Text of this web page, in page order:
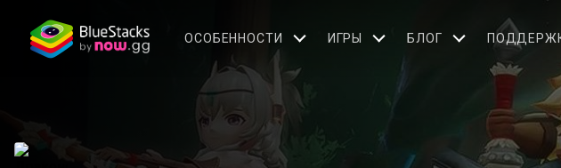
OСОБЕННОСТИ ИГРЫ БЛОГ